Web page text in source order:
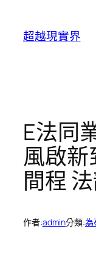
超越現實界
E法同
風啟新
間程
作者:admin分類:為